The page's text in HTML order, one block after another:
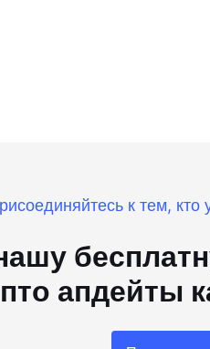
к тем, кто
апдейты